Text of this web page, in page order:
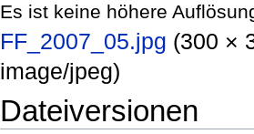
Es ist keine höhere
FF_2007_05.jpg (300 ×
image/jpeg)
Dateiversionen